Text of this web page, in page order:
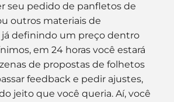
seu pedido de panfletos de
outros materiais de
definindo um preço dentro
em 24 horas você estará
de propostas de folhetos
feedback e pedir ajustes,
jeito que você queria. Aí, você